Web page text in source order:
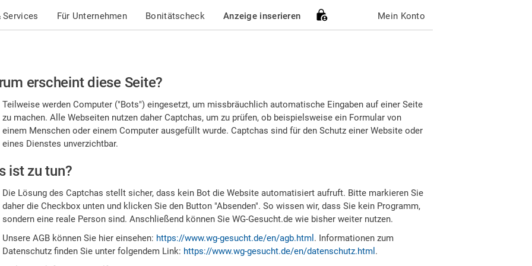
Services Für Unternehmen Bonitätscheck Anzeige inserieren Mein Konto
erscheint diese Seite?
Teilweise werden Computer ("Bots") eingesetzt, um missbräuchlich automatische Eingaben auf einer Seite
zu machen. Alle Webseiten nutzen daher Captchas, um zu prüfen, ob beispielsweise ein Formular von
einem Menschen oder einem Computer ausgefüllt wurde. Captchas sind für den Schutz einer Website oder
eines Dienstes unverzichtbar.
ist zu tun?
Die Lösung des Captchas stellt sicher, dass kein Bot die Website automatisiert aufruft. Bitte markieren Sie
daher die Checkbox unten und klicken Sie den Button "Absenden". So wissen wir, dass Sie kein Programm,
sondern eine reale Person sind. Anschließend können Sie WG-Gesucht.de wie bisher weiter nutzen.
Unsere AGB können Sie hier einsehen: https://www.wg-gesucht.de/en/agb.html . Informationen zum
Datenschutz finden Sie unter folgendem Link: https://www.wg-gesucht.de/en/datenschutz.html .